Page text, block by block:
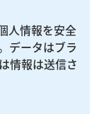
人情報を安全
データはブラ
情報は送信さ